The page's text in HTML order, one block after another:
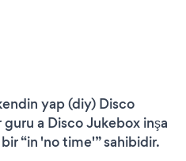
yap (diy) Disco
a Disco Jukebox inşa
“in 'no time'” sahibidir.